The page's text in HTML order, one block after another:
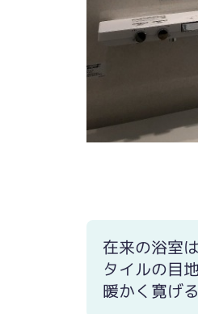
在来の浴室
タイルの目
暖かく寛げ
ッドレストの付いた浴槽